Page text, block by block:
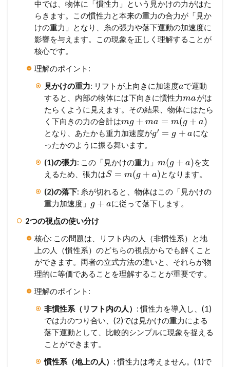
中では、物体に「慣性力」という見かけの力がはた
らきます。この慣性力と本来の重力の合力が「見か
けの重力」となり、糸の張力や落下運動の加速度に
影響を与えます。この現象を正しく理解することが
核心です。
理解のポイント:
見かけの重力: リフトが上向きに加速度aで運動
すると、内部の物体には下向きに慣性力maがは
たらくように見えます。その結果、物体にはたら
く下向きの力の合計はmg + ma = m(g + a)
となり、あたかも重力加速度がg′ = g + aにな
ったかのように振る舞います。
(1)の張力: この「見かけの重力」m(g + a)を支
えるため、張力はS = m(g + a)となります。
(2)の落下: 糸が切れると、物体はこの「見かけの
重力加速度」 g + aに従って落下します。
2つの視点の使い分け
核心: この問題は、リフト内の人（非慣性系）と地
上の人（慣性系）のどちらの視点からでも解くこと
ができます。両者の立式方法の違いと、それらが物
理的に等価であることを理解することが重要です。
理解のポイント:
非慣性系（リフト内の人） : 慣性力を導入し、(1)
では力のつり合い、(2)では見かけの重力による
落下運動として、比較的シンプルに現象を捉える
ことができます。
慣性系（地上の人） : 慣性力は考えません。(1)で